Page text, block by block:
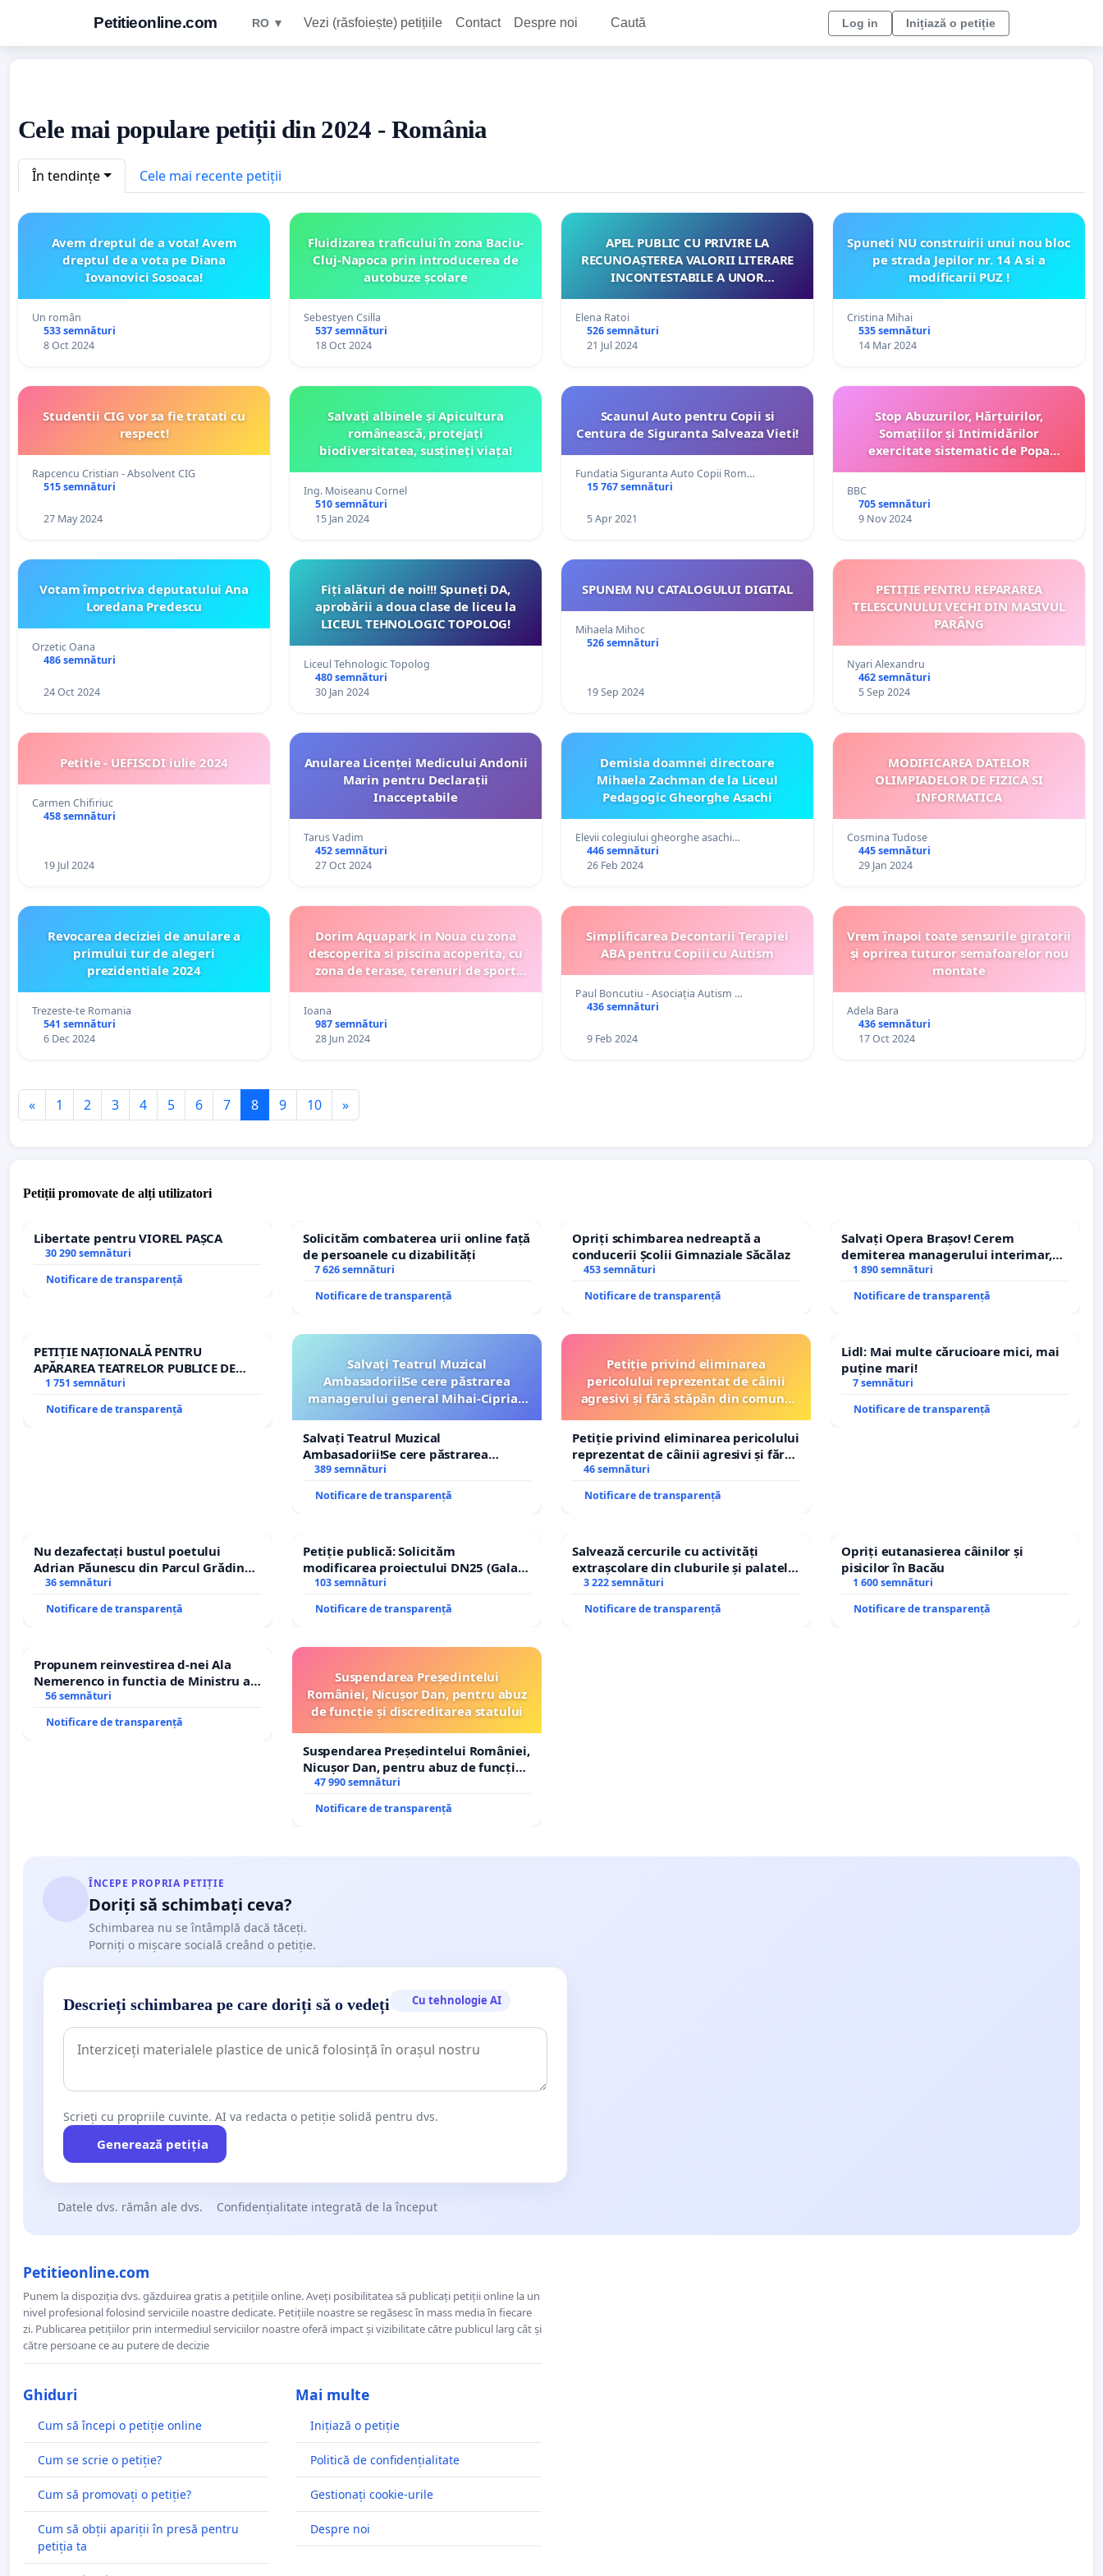
Petitieonline.com RO ▼ Vezi (răsfoiește) petițiile Contact Despre noi Caută Log in Inițiază o petiție
Cele mai populare petiții din 2024 - România
În tendințe Cele mai recente petiții
Avem dreptul de a vota! Avem
dreptul de a vota pe Diana
Iovanovici Sosoaca!
Un român
533 semnături
8 Oct 2024
Fluidizarea traficului în zona Baciu-
Cluj-Napoca prin introducerea de
autobuze școlare
Sebestyen Csilla
537 semnături
18 Oct 2024
APEL PUBLIC CU PRIVIRE LA
RECUNOAȘTEREA VALORII LITERARE
INCONTESTABILE A UNOR
BUSTURI PE ALEEA CLASICILOR DIN
MUNICIPIUL CHIȘINĂU
Elena Ratoi
526 semnături
21 Jul 2024
Spuneti NU construirii unui nou bloc
pe strada Jepilor nr. 14 A si a
modificarii PUZ !
Cristina Mihai
535 semnături
14 Mar 2024
Studentii CIG vor sa fie tratati cu
respect!
Rapcencu Cristian - Absolvent CIG
515 semnături
27 May 2024
Salvați albinele și Apicultura
românească, protejați
biodiversitatea, susțineți viața!
Ing. Moiseanu Cornel
510 semnături
15 Jan 2024
Scaunul Auto pentru Copii si
Centura de Siguranta Salveaza Vieti!
Fundatia Siguranta Auto Copii Rom…
15 767 semnături
5 Apr 2021
Stop Abuzurilor, Hărțuirilor,
Somațiilor și Intimidărilor
exercitate sistematic de Popa
adresa membrilor organizației
profesionale
BBC
705 semnături
9 Nov 2024
Votam împotriva deputatului Ana
Loredana Predescu
Orzetic Oana
486 semnături
24 Oct 2024
Fiți alături de noi!!! Spuneți DA,
aprobării a doua clase de liceu la
LICEUL TEHNOLOGIC TOPOLOG!
Liceul Tehnologic Topolog
480 semnături
30 Jan 2024
SPUNEM NU CATALOGULUI DIGITAL
Mihaela Mihoc
526 semnături
19 Sep 2024
PETIȚIE PENTRU REPARAREA
TELESCUNULUI VECHI DIN MASIVUL
PARÂNG
Nyari Alexandru
462 semnături
5 Sep 2024
Petitie - UEFISCDI iulie 2024
Carmen Chifiriuc
458 semnături
19 Jul 2024
Anularea Licenței Medicului Andonii
Marin pentru Declarații
Inacceptabile
Tarus Vadim
452 semnături
27 Oct 2024
Demisia doamnei directoare
Mihaela Zachman de la Liceul
Pedagogic Gheorghe Asachi
Elevii colegiului gheorghe asachi…
446 semnături
26 Feb 2024
MODIFICAREA DATELOR
OLIMPIADELOR DE FIZICA SI
INFORMATICA
Cosmina Tudose
445 semnături
29 Jan 2024
Revocarea deciziei de anulare a
primului tur de alegeri
prezidentiale 2024
Trezeste-te Romania
541 semnături
6 Dec 2024
Dorim Aquapark in Noua cu zona
descoperita si piscina acoperita, cu
zona de terase, terenuri de sport
Ioana
987 semnături
28 Jun 2024
Simplificarea Decontarii Terapiei
ABA pentru Copiii cu Autism
Paul Boncutiu - Asociația Autism …
436 semnături
9 Feb 2024
Vrem înapoi toate sensurile giratorii
și oprirea tuturor semafoarelor nou
montate
Adela Bara
436 semnături
17 Oct 2024
« 1 2 3 4 5 6 7 8 9 10 »
Petiții promovate de alți utilizatori
Libertate pentru VIOREL PAȘCA
30 290 semnături
Notificare de transparență
Solicităm combaterea urii online față
de persoanele cu dizabilități
7 626 semnături
Notificare de transparență
Opriți schimbarea nedreaptă a
conducerii Școlii Gimnaziale Săcălaz
453 semnături
Notificare de transparență
Salvați Opera Brașov! Cerem
demiterea managerului interimar,
Petrean Lucian-Marius!
1 890 semnături
Notificare de transparență
PETIȚIE NAȚIONALĂ PENTRU
APĂRAREA TEATRELOR PUBLICE DE
REPERTORIU DIN ROMÂNIA
1 751 semnături
Notificare de transparență
Salvați Teatrul Muzical
Ambasadorii!Se cere păstrarea
managerului general Mihai-Ciprian
Salvați Teatrul Muzical
Ambasadorii!Se cere păstrarea
managerului general Mihai-Ciprian
ROGOJAN
389 semnături
Notificare de transparență
Petiție privind eliminarea
pericolului reprezentat de câinii
agresivi și fără stăpân din comuna
Petiție privind eliminarea pericolului
reprezentat de câinii agresivi și fără
stăpân din comuna Tunari
46 semnături
Notificare de transparență
Lidl: Mai multe cărucioare mici, mai
puține mari!
7 semnături
Notificare de transparență
Nu dezafectați bustul poetului
Adrian Păunescu din Parcul Grădina
Icoanei! Stop cenzurii culturale!
36 semnături
Notificare de transparență
Petiție publică: Solicităm
modificarea proiectului DN25 (Galați
– Hanu Conachi) prin devierea
traseului în afara localităților!
103 semnături
Notificare de transparență
Salvează cercurile cu activități
extrașcolare din cluburile și palatele
copiilor
3 222 semnături
Notificare de transparență
Opriți eutanasierea câinilor și
pisicilor în Bacău
1 600 semnături
Notificare de transparență
Propunem reinvestirea d-nei Ala
Nemerenco in functia de Ministru al
Sanatatii
56 semnături
Notificare de transparență
Suspendarea Președintelui
României, Nicușor Dan, pentru abuz
de funcție și discreditarea statului
Suspendarea Președintelui României,
Nicușor Dan, pentru abuz de funcție
și discreditarea statului
47 990 semnături
Notificare de transparență
ÎNCEPE PROPRIA PETIȚIE
Doriți să schimbați ceva?
Schimbarea nu se întâmplă dacă tăceți.
Porniți o mișcare socială creând o petiție.
Descrieți schimbarea pe care doriți să o vedeți Cu tehnologie AI
Scrieți cu propriile cuvinte. AI va redacta o petiție solidă pentru dvs.
Generează petiția
Datele dvs. rămân ale dvs. Confidențialitate integrată de la început
Petitieonline.com
Punem la dispoziția dvs. găzduirea gratis a petițiile online. Aveți posibilitatea să publicați petiții online la un
nivel profesional folosind serviciile noastre dedicate. Petițiile noastre se regăsesc în mass media în fiecare
zi. Publicarea petițiilor prin intermediul serviciilor noastre oferă impact și vizibilitate către publicul larg cât și
către persoane ce au putere de decizie
Ghiduri
Cum să începi o petiție online
Cum se scrie o petiție?
Cum să promovați o petiție?
Cum să obții apariții în presă pentru
petiția ta
Mai multe
Inițiază o petiție
Politică de confidențialitate
Gestionați cookie-urile
Despre noi